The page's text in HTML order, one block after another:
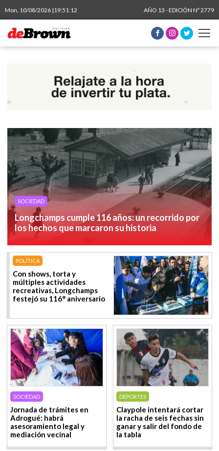
Mon, 10/08/2026 |19:51:13 AÑO 13 - EDICIÓN Nº 2779
SOCIEDAD
Longchamps cumple 116 años: un recorrido por
los hechos que marcaron su historia
POLÍTICA
Con shows, torta y
múltiples actividades
recreativas, Longchamps
festejó su 116° aniversario
SOCIEDAD
Jornada de trámites en
Adrogué: habrá
asesoramiento legal y
mediación vecinal
DEPORTES
Claypole intentará cortar
la racha de seis fechas sin
ganar y salir del fondo de
la tabla